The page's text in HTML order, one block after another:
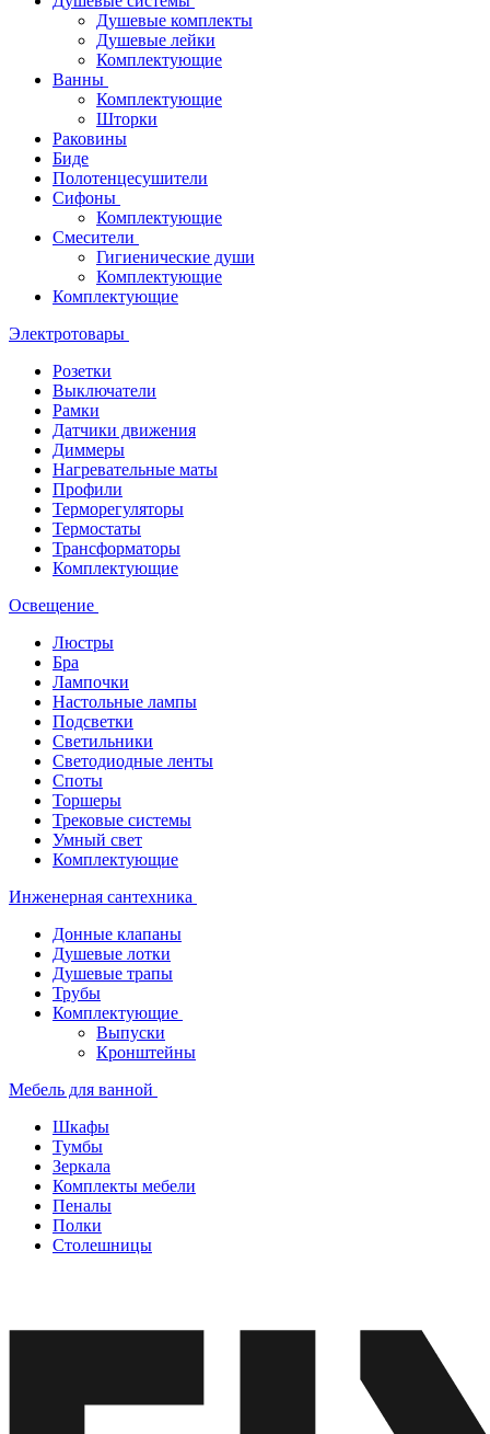
Душевые комплекты
Душевые лейки
Комплектующие
Ванны
Комплектующие
Шторки
Раковины
Биде
Полотенцесушители
Сифоны
Комплектующие
Смесители
Гигиенические души
Комплектующие
Комплектующие
Электротовары
Розетки
Выключатели
Рамки
Датчики движения
Диммеры
Нагревательные маты
Профили
Терморегуляторы
Термостаты
Трансформаторы
Комплектующие
Освещение
Люстры
Бра
Лампочки
Настольные лампы
Подсветки
Светильники
Светодиодные ленты
Споты
Торшеры
Трековые системы
Умный свет
Комплектующие
Инженерная сантехника
Донные клапаны
Душевые лотки
Душевые трапы
Трубы
Комплектующие
Выпуски
Кронштейны
Мебель для ванной
Шкафы
Тумбы
Зеркала
Комплекты мебели
Пеналы
Полки
Столешницы